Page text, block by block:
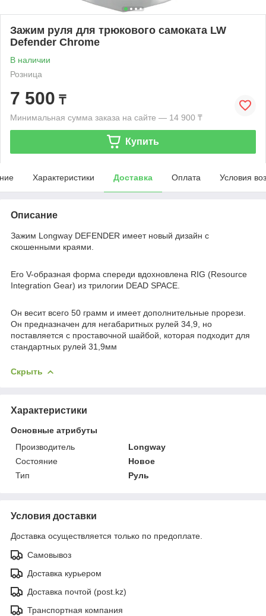
Зажим руля для трюкового самоката LW
Defender Chrome
В наличии
Розница
7 500 ₸
Минимальная сумма заказа на сайте — 14 900 ₸
Купить
Характеристики Доставка Оплата Условия
Описание
Зажим Longway DEFENDER имеет новый дизайн с
скошенными краями.
Его V-образная форма спереди вдохновлена RIG (Resource
Integration Gear) из трилогии DEAD SPACE.
Он весит всего 50 грамм и имеет дополнительные прорези.
Он предназначен для негабаритных рулей 34,9, но
поставляется с проставочной шайбой, которая подходит для
стандартных рулей 31,9мм
Скрыть
Характеристики
Основные атрибуты
Производитель
Longway
Состояние
Новое
Тип
Руль
Условия доставки
Доставка осуществляется только по предоплате.
Самовывоз
Доставка курьером
Доставка почтой (post.kz)
Транспортная компания